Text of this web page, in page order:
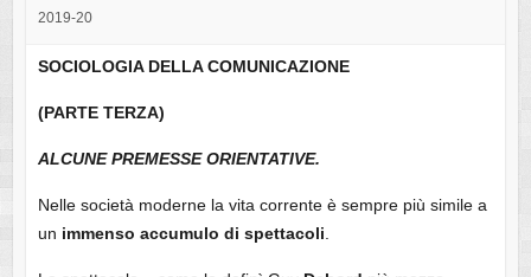
2019-20
SOCIOLOGIA DELLA COMUNICAZIONE
(PARTE TERZA)
ALCUNE PREMESSE ORIENTATIVE.
Nelle società moderne la vita corrente è sempre più simile a
un immenso accumulo di spettacoli.